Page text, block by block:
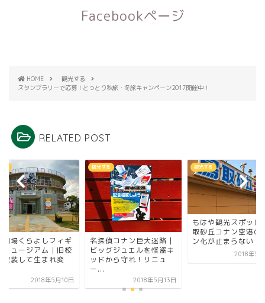
Facebookページ
HOME
観光する
スタンプラリーで応募！とっとり秋旅・冬旅キャンペーン2017開催中！
RELATED POST
劇場くらよしフィギ
ミュージアム｜旧校
改装して生まれ変
2018年5月10日
観光する
名探偵コナン巨大迷路｜
ビッグジュエルを怪盗キ
ッドから守れ！リニュ
ー...
2018年5月13日
観光する
もはや観光スポット
取砂丘コナン空港の
ン化が止まらない！
2018年5